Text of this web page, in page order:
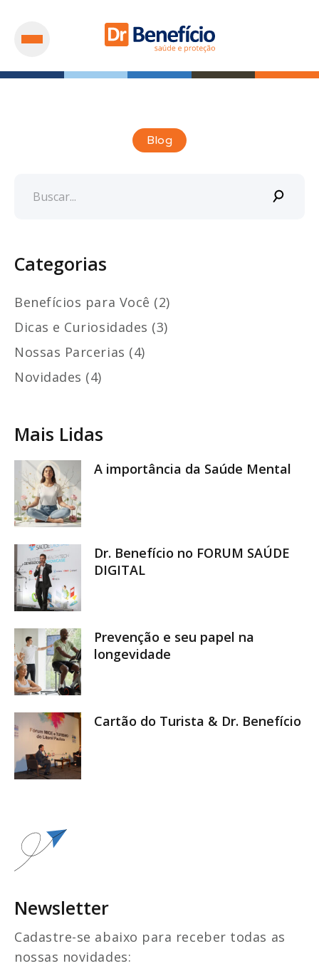
Blog
Categorias
Benefícios para Você (2)
Dicas e Curiosidades (3)
Nossas Parcerias (4)
Novidades (4)
Mais Lidas
A importância da Saúde Mental
Dr. Benefício no FORUM SAÚDE
DIGITAL
Prevenção e seu papel na
longevidade
Cartão do Turista & Dr. Benefício
Newsletter
Cadastre-se abaixo para receber todas as
nossas novidades: